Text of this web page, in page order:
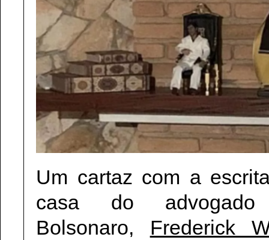
Um cartaz com a
casa do
Bolsonaro, Frederick